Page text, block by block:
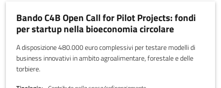
Bando C4B Open Call for Pilot Projects: fondi
per startup nella bioeconomia circolare
A disposizione 480.000 euro complessivi per testare modelli di
business innovativi in ambito agroalimentare, forestale e delle
torbiere.